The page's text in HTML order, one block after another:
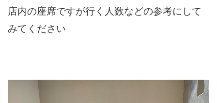
店内の座席ですが行く人数などの参考にして
みてください